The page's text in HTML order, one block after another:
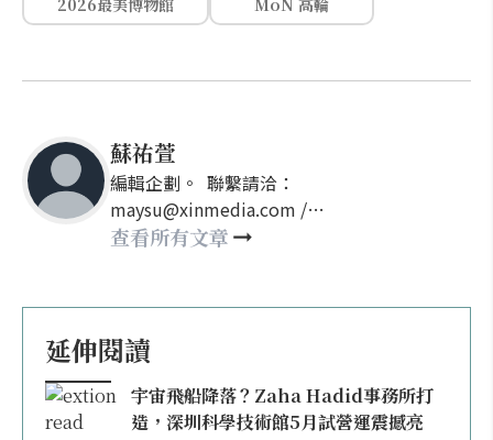
2026最美博物館
MoN 高輪
蘇祐萱
編輯企劃。 聯繫請洽：
maysu@xinmedia.com /
may860527@gmail.com
查看所有文章
延伸閱讀
宇宙飛船降落？Zaha Hadid事務所打
造，深圳科學技術館5月試營運震撼亮